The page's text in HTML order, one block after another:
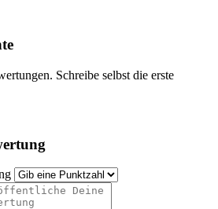
Schreibe selbst die erste